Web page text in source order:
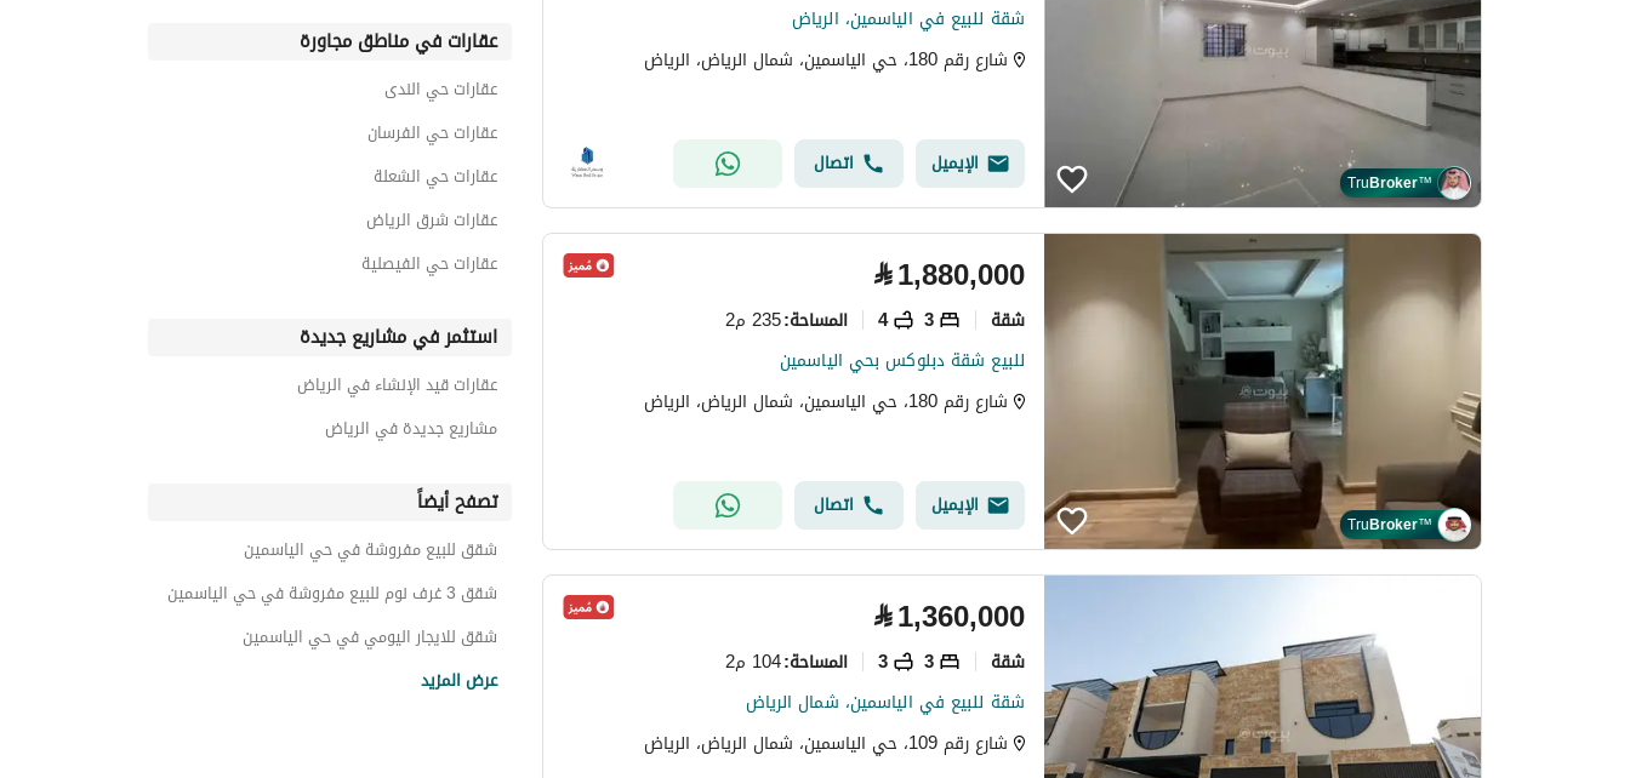
TruBroker™
شقة للبيع في الياسمين، الرياض
شارع رقم 180، حي الياسمين، شمال الرياض، الرياض
الإيميل اتصال
TruBroker™
⃁1,880,000
شقة 3
4 المساحة:235 م2
للبيع شقة دبلوكس بحي الياسمين
شارع رقم 180، حي الياسمين، شمال الرياض، الرياض
الإيميل اتصال
⃁1,360,000
شقة 3
3 المساحة:104 م2
شقة للبيع في الياسمين، شمال الرياض
شارع رقم 109، حي الياسمين، شمال الرياض، الرياض
عقارات في مناطق مجاورة
عقارات حي الندى
عقارات حي الفرسان
عقارات حي الشعلة
عقارات شرق الرياض
عقارات حي الفيصلية
استثمر في مشاريع جديدة
عقارات قيد الإنشاء في الرياض
مشاريع جديدة في الرياض
تصفح أيضاً
شقق للبيع مفروشة في حي الياسمين
شقق 3 غرف نوم للبيع مفروشة في حي الياسمين
شقق للايجار اليومي في حي الياسمين
عرض المزيد